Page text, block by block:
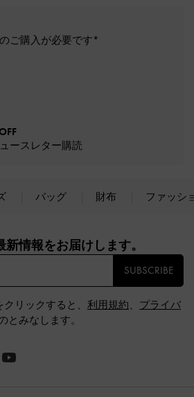
ご購入が必要です*
ースレター購読
バッグ 財布 ファッシ
情報をお届けします。​
SUBSCRIBE
リックすると、 利用規約、 プライバ
とみなします。